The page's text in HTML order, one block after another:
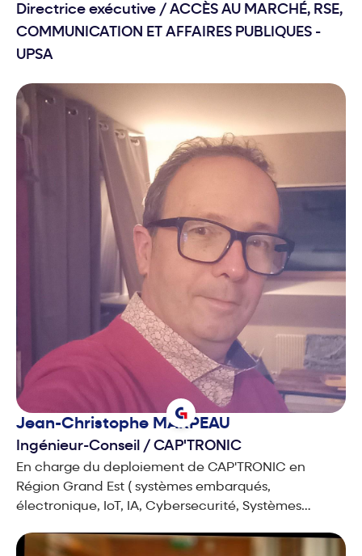
Directrice exécutive / ACCÈS AU MARCHÉ, RSE,
COMMUNICATION ET AFFAIRES PUBLIQUES -
UPSA
Jean-Christophe MARPEAU
Ingénieur-Conseil / CAP'TRONIC
En charge du deploiement de CAP'TRONIC en
Région Grand Est ( systèmes embarqués,
électronique, IoT, IA, Cybersecurité, Systèmes
Cybersécurité